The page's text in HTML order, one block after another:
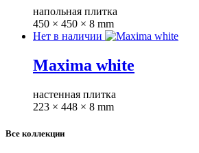
напольная плитка
450 × 450 × 8 mm
Нет в наличии
Maxima white
настенная плитка
223 × 448 × 8 mm
Все коллекции